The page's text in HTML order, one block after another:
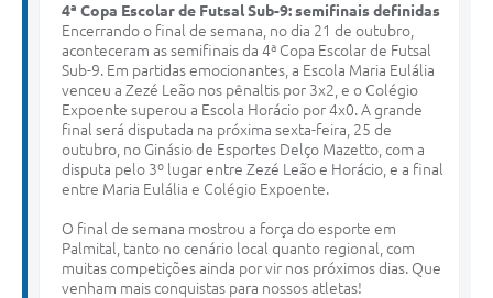
4ª Copa Escolar de Futsal Sub-9: semifinais definidas
Encerrando o final de semana, no dia 21 de outubro,
aconteceram as semifinais da 4ª Copa Escolar de Futsal
Sub-9. Em partidas emocionantes, a Escola Maria Eulália
venceu a Zezé Leão nos pênaltis por 3x2, e o Colégio
Expoente superou a Escola Horácio por 4x0. A grande
final será disputada na próxima sexta-feira, 25 de
outubro, no Ginásio de Esportes Delço Mazetto, com a
disputa pelo 3º lugar entre Zezé Leão e Horácio, e a final
entre Maria Eulália e Colégio Expoente.
O final de semana mostrou a força do esporte em
Palmital, tanto no cenário local quanto regional, com
muitas competições ainda por vir nos próximos dias. Que
venham mais conquistas para nossos atletas!